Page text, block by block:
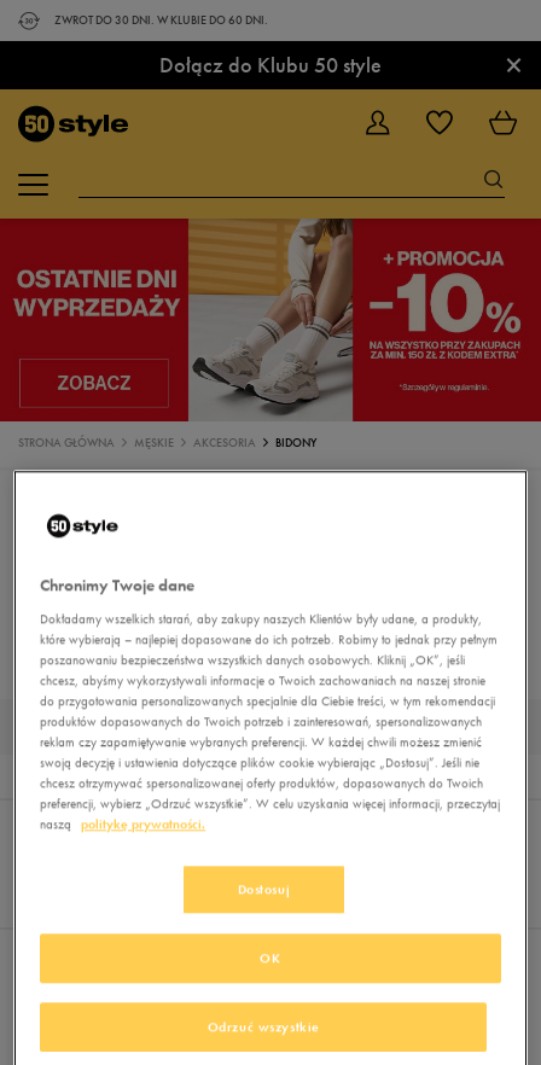
ZWROT DO 30 DNI. W KLUBIE DO 60 DNI.
Dołącz do Klubu 50 style ×
STRONA GŁÓWNA MĘSKIE AKCESORIA BIDONY
CZAPKI Z DASZKIEM
PIELĘGNACJA OBUWIA AKCESORIA NARCIARSKIE SZALIKI I RĘKAWICZKI
CZAPKI ZIMOWE
MĘSKIE BIDONY NA WODĘ
Wyników
Sortuj:
REKOMENDOWANE
Chronimy Twoje dane
Dokładamy wszelkich starań, aby zakupy naszych Klientów były udane, a produkty,
które wybierają – najlepiej dopasowane do ich potrzeb. Robimy to jednak przy pełnym
poszanowaniu bezpieczeństwa wszystkich danych osobowych. Kliknij „OK”, jeśli
chcesz, abyśmy wykorzystywali informacje o Twoich zachowaniach na naszej stronie
do przygotowania personalizowanych specjalnie dla Ciebie treści, w tym rekomendacji
produktów dopasowanych do Twoich potrzeb i zainteresowań, spersonalizowanych
reklam czy zapamiętywanie wybranych preferencji. W każdej chwili możesz zmienić
swoją decyzję i ustawienia dotyczące plików cookie wybierając „Dostosuj”. Jeśli nie
chcesz otrzymywać spersonalizowanej oferty produktów, dopasowanych do Twoich
preferencji, wybierz „Odrzuć wszystkie”. W celu uzyskania więcej informacji, przeczytaj
naszą
politykę prywatności.
Dostosuj
Odrzuć wszystkie
OK